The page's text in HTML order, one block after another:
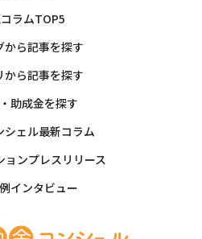
ラムTOP5
から記事を探す
から記事を探す
助成金を探す
シェル最新コラム
ョンプレスリリース
インタビュー